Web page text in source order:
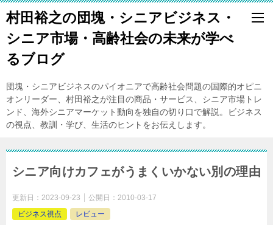
村田裕之の団塊・シニアビジネス・
シニア市場・高齢社会の未来が学べ
るブログ
団塊・シニアビジネスのパイオニアで高齢社会問題の国際的オピニ
オンリーダー、村田裕之が注目の商品・サービス、シニア市場トレ
ンド、海外シニアマーケット動向を独自の切り口で解説。ビジネス
の視点、教訓・学び、生活のヒントをお伝えします。
シニア向けカフェがうまくいかない別の理由
更新日： 2023-09-23 公開日： 2010-03-17
ビジネス視点
レビュー